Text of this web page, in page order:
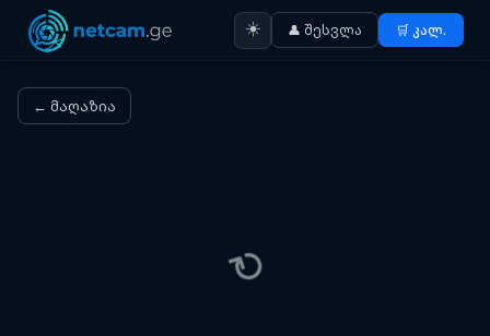
☀️ 👤 შესვლა 🛒 კალ.
← მაღაზია
⟳